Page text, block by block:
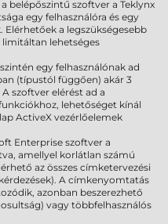
belépőszintű szoftver a Teklynx
egy felhasználóra és egy
a legszükségesebb
lehetséges
egy felhasználónak ad
(típustól függően) akár 3
szoftver elérést ad a
lehetőséget kínál
ActiveX vezérlőelemek
Enterprise szoftver a
amellyel korlátlan számú
az összes címketervezési
A címkenyomtatás
azonban beszerezhető
vagy többfelhasználós